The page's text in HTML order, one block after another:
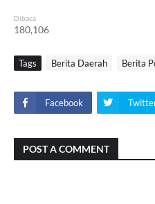
Dibaca
180,106
Tags Berita Daerah Berita
Facebook
POST A COMMENT